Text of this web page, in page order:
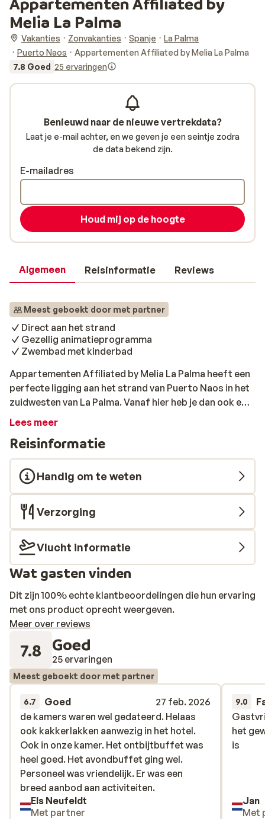
Melia La Palma
Vakanties Zonvakanties Spanje
La Palma
Puerto Naos
Appartementen Affiliated by Melia La Palma
7.8 Goed 25 ervaringen
Algemeen Reisinformatie Reviews
Meest geboekt door met partner
Direct aan het strand
Gezellig animatieprogramma
Zwembad met kinderbad
Appartementen Affiliated by Melia La Palma heeft een
perfecte ligging aan het strand van Puerto Naos in het
zuidwesten van La Palma. Vanaf hier heb je dan ook een
spectaculair uitzicht over zee. In het restaurant worden
Doordat de internationale gerechten worden
afgewisseld, is het hier net alsof je een reis om de
wereld maakt. Er zijn ook een aantal thema avonden,
zoals een Canarische of Aziatische avond. De ruime
appartementen zijn netjes ingericht en bieden je alle
comfort die je nodig hebt na een zonovergoten dag.
Het fabuleuze zwembad is omringd door een
prachtige, groene tuin en het aparte kinderzwembad is
zelfs lekker verwarmd. Maar er is nog meer vermaak,
want het animatieteam zorgt regelmatig voor
Lees meer
Reisinformatie
Handig om te weten
Verzorging
Vlucht informatie
Wat gasten vinden
Dit zijn 100% echte klantbeoordelingen die hun ervaring
met ons product oprecht weergeven.
Meer over reviews
7.8 Goed
25 ervaringen
Meest geboekt door met partner
6.7 Goed
27 feb. 2026
de kamers waren wel gedateerd. Helaas
ook kakkerlakken aanwezig in het hotel.
Ook in onze kamer. Het ontbijtbuffet was
heel goed. Het avondbuffet ging wel.
Personeel was vriendelijk. Er was een
breed aanbod aan activiteiten.
de kamers waren wel gedateerd. Helaas
ook kakkerlakken aanwezig in het hotel.
Ook in onze kamer. Het ontbijtbuffet was
heel goed. Het avondbuffet ging wel.
Personeel was vriendelijk. Er was een
breed aanbod aan activiteiten.
Els Neufeldt
Met partner
9.0
het
is
het
is
Jan
Met
Benieuwd naar de nieuwe vertrekdata?
Laat je e-mail achter, en we geven je een seintje zodra
de data bekend zijn.
E-mailadres
Houd mij op de hoogte